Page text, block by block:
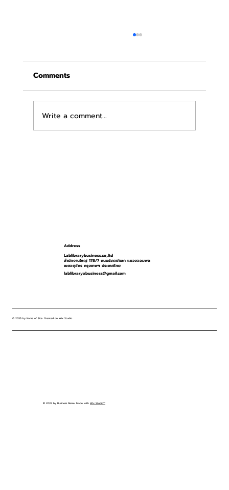
Comments
Write a comment...
© 2035 by Name of Site. Created on Wix Studio.
Address
Lablibrarybusiness.co,.ltd
สำนักงานใหญ่ 178/7 ถนนรัชดาภิเษก แขวงจอมพล
เขตจตุจักร กรุงเทพฯ ประเทศไทย
lablibraryxbusiness@gmail.com
© 2035 by Business Name. Made with Wix Studio™